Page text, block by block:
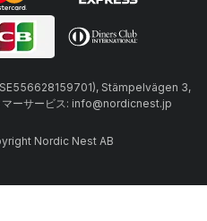
Stämpelvägen 3,
ーサービス: info@nordicnest.jp
Nordic Nest AB